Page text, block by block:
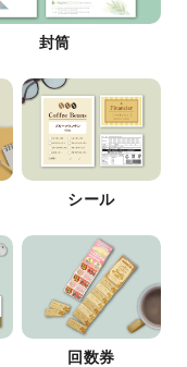
封筒
シール
回数券